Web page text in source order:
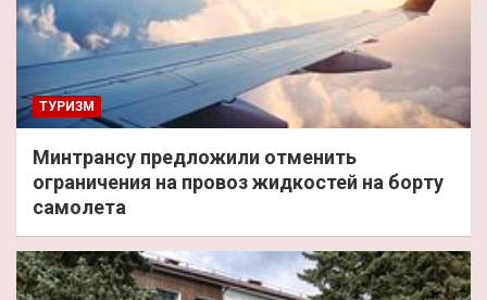
ТУРИЗМ
Минтрансу предложили отменить
ограничения на провоз жидкостей на борту
самолета